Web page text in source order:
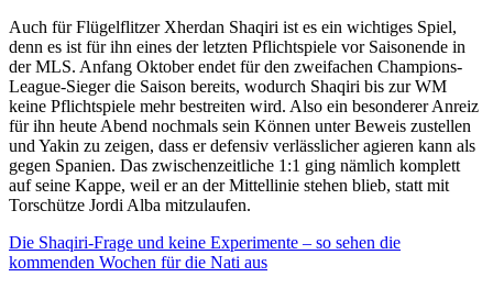
Auch für Flügelflitzer Xherdan Shaqiri ist es ein wichtiges Spiel,
denn es ist für ihn eines der letzten Pflichtspiele vor Saisonende in
der MLS. Anfang Oktober endet für den zweifachen Champions-
League-Sieger die Saison bereits, wodurch Shaqiri bis zur WM
keine Pflichtspiele mehr bestreiten wird. Also ein besonderer Anreiz
für ihn heute Abend nochmals sein Können unter Beweis zustellen
und Yakin zu zeigen, dass er defensiv verlässlicher agieren kann als
gegen Spanien. Das zwischenzeitliche 1:1 ging nämlich komplett
auf seine Kappe, weil er an der Mittellinie stehen blieb, statt mit
Torschütze Jordi Alba mitzulaufen.
Die Shaqiri-Frage und keine Experimente – so sehen die
kommenden Wochen für die Nati aus